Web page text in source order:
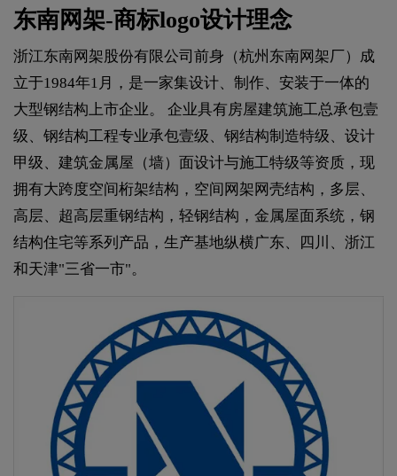
东南网架-商标logo设计理念
浙江东南网架股份有限公司前身（杭州东南网架厂）成
立于1984年1月，是一家集设计、制作、安装于一体的
大型钢结构上市企业。 企业具有房屋建筑施工总承包壹
级、钢结构工程专业承包壹级、钢结构制造特级、设计
甲级、建筑金属屋（墙）面设计与施工特级等资质，现
拥有大跨度空间桁架结构，空间网架网壳结构，多层、
高层、超高层重钢结构，轻钢结构，金属屋面系统，钢
结构住宅等系列产品，生产基地纵横广东、四川、浙江
和天津"三省一市"。